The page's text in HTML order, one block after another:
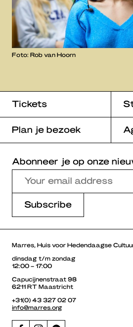
Foto: Rob van Hoorn
Tickets
Plan je bezoek
Abonneer je op onze
Marres, Huis voor Hedendaagse
dinsdag t/m zondag
12:00 – 17:00
Capucijnenstraat 98
6211 RT Maastricht
+31(0) 43 327 02 07
info@marres.org